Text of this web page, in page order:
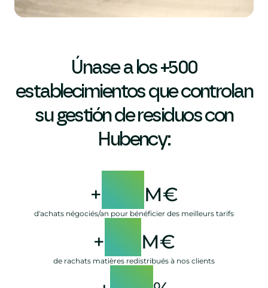
Únase a los +500
establecimientos que controlan
su gestión de residuos con
Hubency:
+45M€
d'achats négociés/an pour bénéficier des meilleurs tarifs
+1,1M€
de rachats matières redistribués à nos clients